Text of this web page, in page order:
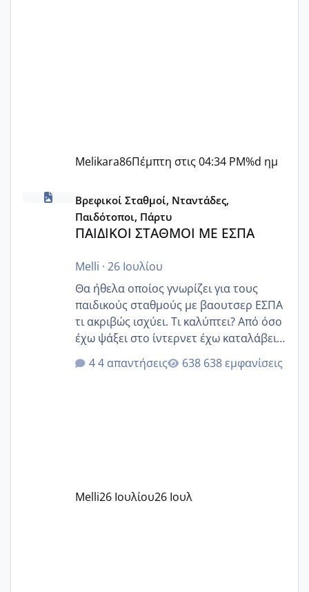
Melikara86Πέμπτη στις 04:34 PM%d ημ
ΠΑΙΔΙΚΟΙ ΣΤΑΘΜΟΙ ΜΕ ΕΣΠΑ
Βρεφικοί Σταθμοί, Νταντάδες,
Παιδότοποι, Πάρτυ
ΠΑΙΔΙΚΟΙ ΣΤΑΘΜΟΙ ΜΕ ΕΣΠΑ
Melli · 26 Ιουλίου
Θα ήθελα οποίος γνωρίζει για τους
παιδικούς σταθμούς με βαουτσερ ΕΣΠΑ
τι ακριβώς ισχύει. Τι καλύπτει? Από όσο
έχω ψάξει στο ίντερνετ έχω καταλάβει
ότι το βαουτσερ καλύπτει όλα τα
δίδακτρα και τα τροφεια του ιδιωτικού
Εγώ πήγα σε έναν ιδιωτικό παιδικό στ
4 απαντήσεις 638 εμφανίσεις
Melli26 Ιουλίου26 Ιουλ